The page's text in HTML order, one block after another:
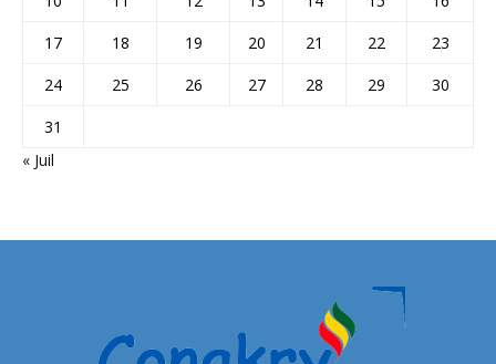
17
18 19 20 21 22
23
24
25 26 27 28 29
30
31
« Juil